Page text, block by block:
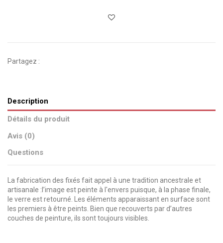
Partagez :
Description
Détails du produit
Avis (0)
Questions
La fabrication des fixés fait appel à une tradition ancestrale et
artisanale :l’image est peinte à l'envers puisque, à la phase finale,
le verre est retourné. Les éléments apparaissant en surface sont
les premiers à être peints. Bien que recouverts par d’autres
couches de peinture, ils sont toujours visibles.